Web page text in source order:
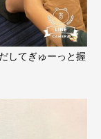
してぎゅーっと握